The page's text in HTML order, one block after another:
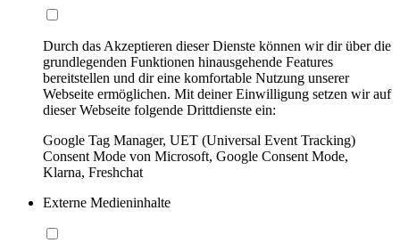
Durch das Akzeptieren dieser Dienste können wir dir über die
grundlegenden Funktionen hinausgehende Features
bereitstellen und dir eine komfortable Nutzung unserer
Webseite ermöglichen. Mit deiner Einwilligung setzen wir auf
dieser Webseite folgende Drittdienste ein:
Google Tag Manager, UET (Universal Event Tracking)
Consent Mode von Microsoft, Google Consent Mode,
Klarna, Freshchat
Externe Medieninhalte